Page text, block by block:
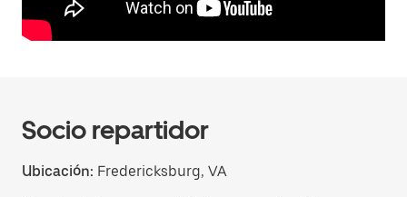
Socio repartidor
Ubicación: Fredericksburg, VA